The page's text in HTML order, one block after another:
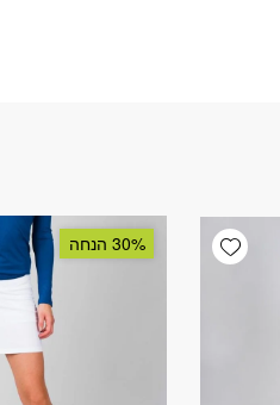
Add wishlist30% הנחה